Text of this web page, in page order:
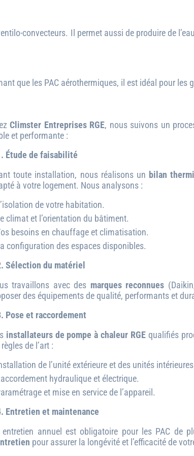
convecteurs. Il permet aussi de produire de
que les PAC aérothermiques, il est idéal pour
Climster Entreprises RGE, nous suivons un
et performante :
Étude de faisabilité
toute installation, nous réalisons un bilan
à votre logement. Nous analysons :
de votre habitation.
climat et l’orientation du bâtiment.
besoins en chauffage et climatisation.
configuration des espaces disponibles.
Sélection du matériel
travaillons avec des marques reconnues
des équipements de qualité, performants et
Pose et raccordement
installateurs de pompe à chaleur RGEqualifiés
règles de l’art :
de l’unité extérieure et des unités
hydraulique et électrique.
et mise en service de l’appareil.
Entretien et maintenance
entretien annuel est obligatoire pour les PAC de
pour assurer la longévité et l’efficacité de